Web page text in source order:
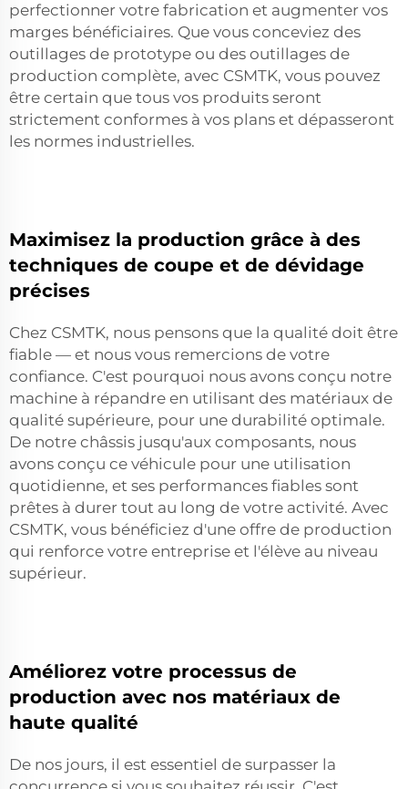
perfectionner votre fabrication et augmenter vos
marges bénéficiaires. Que vous conceviez des
outillages de prototype ou des outillages de
production complète, avec CSMTK, vous pouvez
être certain que tous vos produits seront
strictement conformes à vos plans et dépasseront
les normes industrielles.
Maximisez la production grâce à des
techniques de coupe et de dévidage
précises
Chez CSMTK, nous pensons que la qualité doit être
fiable — et nous vous remercions de votre
confiance. C'est pourquoi nous avons conçu notre
machine à répandre en utilisant des matériaux de
qualité supérieure, pour une durabilité optimale.
De notre châssis jusqu'aux composants, nous
avons conçu ce véhicule pour une utilisation
quotidienne, et ses performances fiables sont
prêtes à durer tout au long de votre activité. Avec
CSMTK, vous bénéficiez d'une offre de production
qui renforce votre entreprise et l'élève au niveau
supérieur.
Améliorez votre processus de
production avec nos matériaux de
haute qualité
De nos jours, il est essentiel de surpasser la